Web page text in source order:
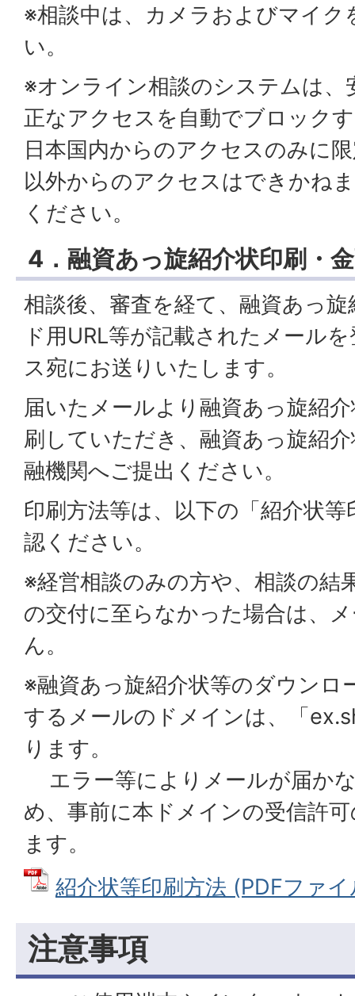
※相談中は、カメラおよびマイク
い。
※オンライン相談のシステムは、
正なアクセスを自動でブロック
日本国内からのアクセスのみに
以外からのアクセスはできかね
ください。
4．融資あっ旋紹介状印刷・
相談後、審査を経て、融資あっ
ド用URL等が記載されたメール
ス宛にお送りいたします。
届いたメールより融資あっ旋紹
刷していただき、融資あっ旋紹
融機関へご提出ください。
印刷方法等は、以下の「紹介状
認ください。
※経営相談のみの方や、相談の結
の交付に至らなかった場合は、
ん。
※融資あっ旋紹介状等のダウンロ
するメールのドメインは、「
ります。
エラー等によりメールが届か
め、事前に本ドメインの受信許
ます。
紹介状等印刷方法 (PDFファ
注意事項